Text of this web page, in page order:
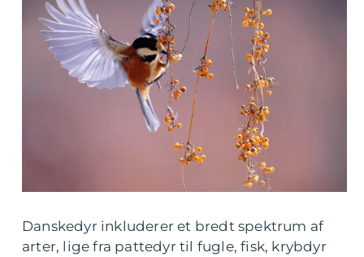
Danskedyr inkluderer et bredt spektrum af
arter, lige fra pattedyr til fugle, fisk, krybdyr